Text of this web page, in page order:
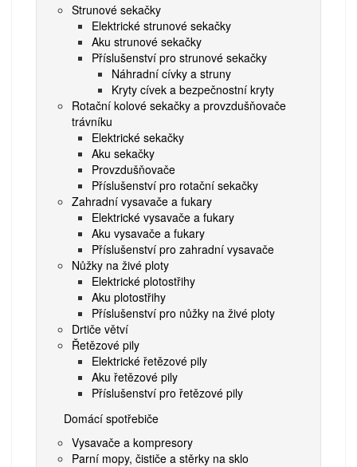
Strunové sekačky
Elektrické strunové sekačky
Aku strunové sekačky
Příslušenství pro strunové sekačky
Náhradní cívky a struny
Kryty cívek a bezpečnostní kryty
Rotační kolové sekačky a provzdušňovače
trávníku
Elektrické sekačky
Aku sekačky
Provzdušňovače
Příslušenství pro rotační sekačky
Zahradní vysavače a fukary
Elektrické vysavače a fukary
Aku vysavače a fukary
Příslušenství pro zahradní vysavače
Nůžky na živé ploty
Elektrické plotostřihy
Aku plotostřihy
Příslušenství pro nůžky na živé ploty
Drtiče větví
Řetězové pily
Elektrické řetězové pily
Aku řetězové pily
Příslušenství pro řetězové pily
Domácí spotřebiče
Vysavače a kompresory
Parní mopy, čističe a stěrky na sklo